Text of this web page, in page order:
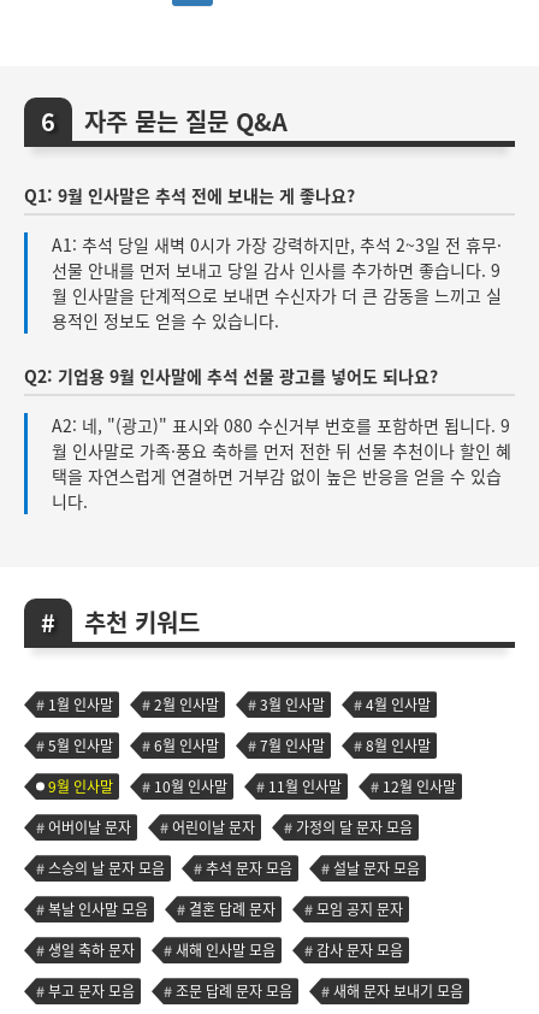
자주 묻는 질문 Q&A
Q1: 9월 인사말은 추석 전에 보내는 게 좋나요?
A1: 추석 당일 새벽 0시가 가장 강력하지만, 추석 2~3일 전 휴무·
선물 안내를 먼저 보내고 당일 감사 인사를 추가하면 좋습니다. 9
월 인사말을 단계적으로 보내면 수신자가 더 큰 감동을 느끼고 실
용적인 정보도 얻을 수 있습니다.
Q2: 기업용 9월 인사말에 추석 선물 광고를 넣어도 되나요?
A2: 네, "(광고)" 표시와 080 수신거부 번호를 포함하면 됩니다. 9
월 인사말로 가족·풍요 축하를 먼저 전한 뒤 선물 추천이나 할인 혜
택을 자연스럽게 연결하면 거부감 없이 높은 반응을 얻을 수 있습
니다.
추천 키워드
1월 인사말 2월 인사말 3월 인사말
4월 인사말
5월 인사말
6월 인사말 7월 인사말
8월 인사말
9월 인사말
10월 인사말 11월 인사말
12월 인사말
어버이날 문자
어린이날 문자
가정의 달 문자 모음
스승의 날 문자 모음
추석 문자 모음
설날 문자 모음
복날 인사말 모음
결혼 답례 문자
모임 공지 문자
생일 축하 문자
새해 인사말 모음
감사 문자 모음
부고 문자 모음
조문 답례 문자 모음 새해 문자 보내기 모음